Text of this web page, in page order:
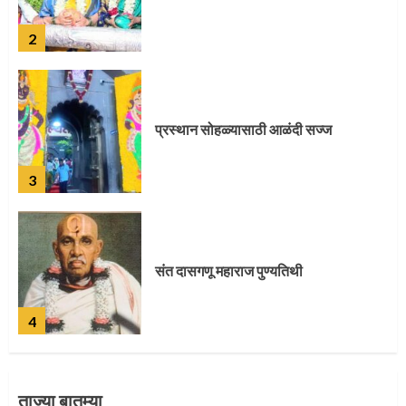
2
3
प्रस्थान सोहळ्यासाठी आळंदी सज्ज
4
संत दासगणू महाराज पुण्यतिथी
ताज्या बातम्या